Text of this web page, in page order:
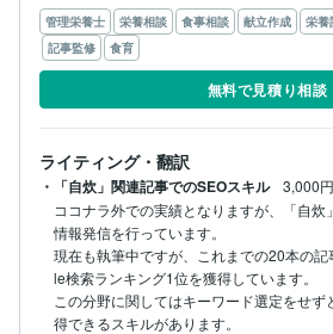
管理栄養士 栄養相談 食事相談 献立作成 栄養
記事監修
食育
無料で見積り相談
ライティング・翻訳
・「自炊」関連記事でのSEOスキル
3,000
ココナラ外での実績となりますが、「自炊
情報発信を行っています。
現在も執筆中ですが、これまでの20本の
le検索ランキング1位を獲得しています。
この分野に関してはキーワード選定をせ
得できるスキルがあります。